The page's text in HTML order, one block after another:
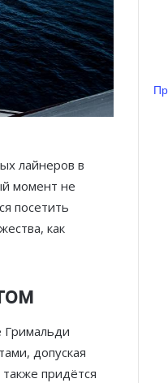
лайнеров в
момент не
посетить
как
Гримальди
допуская
придётся